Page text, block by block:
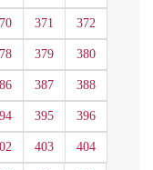
371 372
379 380
387 388
395 396
403 404